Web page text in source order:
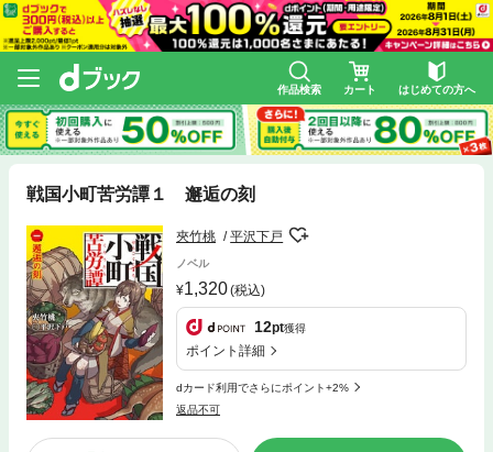
作品検索 カート はじめての方へ
戦国小町苦労譚１ 邂逅の刻
夾竹桃 平沢下戸
ノベル
1,320(税込)
12pt獲得
ポイント詳細
dカード利用でさらにポイント+2%
返品不可